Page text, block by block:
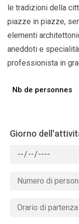
le tradizioni della
piazze in piazze,
elementi
aneddoti e
professionista in
Nb de personnes
Giorno